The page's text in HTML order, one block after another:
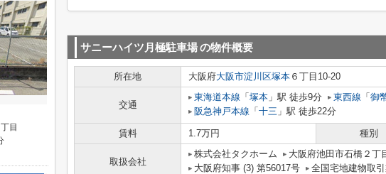
サニーハイツ月極駐車場の物件概要
所在地 大阪府大阪市淀川区塚本 ６丁目10-20
交通
東海道本線 「 塚本 」駅 徒歩9分 東西線 「 御
阪急神戸本線 「 十三 」駅 徒歩22分
賃料 1.7万円 種別
取扱会社
株式会社タクホーム
大阪府池田市石橋２丁
大阪府知事 (3) 第56017号
全国宅地建物取
目